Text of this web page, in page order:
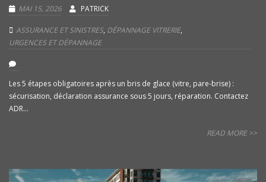
MAI 15, 2026 PATRICK
ASSURANCE ET SINISTRES, DÉPANNAGE VITRERIE,
URGENCES ET DÉPANNAGE
Les 5 étapes obligatoires après un bris de glace (vitre, pare-brise) :
sécurisation, déclaration assurance sous 5 jours, réparation. Contactez
ADR...
READ MORE >>